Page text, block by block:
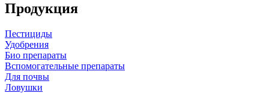
Продукция
Пестициды
Удобрения
Био препараты
Вспомогательные препараты
Для почвы
Ловушки